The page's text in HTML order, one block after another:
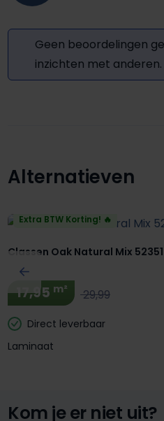
Geen beoordelingen
inzichten met anderen.
Productgalerij overslaan
Alternatieven
Extra BTW Korting! 🔥
Classen Oak Natural Mix 52351
17,95 m² 29,99
Direct leverbaar
Laminaat
Kom je er niet uit?